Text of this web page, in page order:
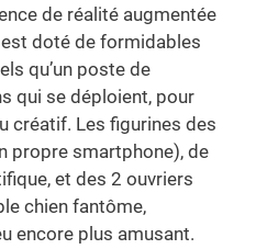
de réalité augmentée
doté de formidables
qu’un poste de
qui se déploient, pour
créatif. Les figurines des
propre smartphone), de
et des 2 ouvriers
chien fantôme,
encore plus amusant.